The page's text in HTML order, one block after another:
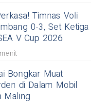
Timnas Voli
0-3, Set Ketiga
V Cup 2026
Bongkar Muat
di Dalam Mobil
Maling